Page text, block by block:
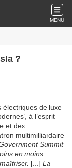
MENU
?
électriques de luxe
à l’esprit
et des
multimilliardaire
Summit
en moins
[...] La